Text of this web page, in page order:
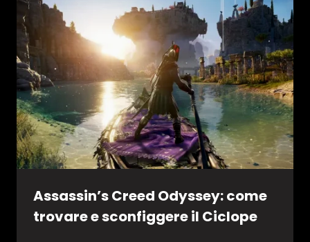
Assassin’s Creed Odyssey: come
trovare e sconfiggere il Ciclope